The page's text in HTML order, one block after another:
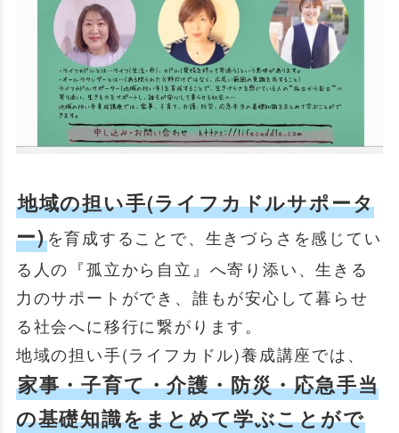
地域の担い手(ライフカドルサポータ
ー)を育成することで、生きづらさを感じてい
る人の『孤立から自立』へ寄り添い、生きる
力のサポートができ、誰もが安心して暮らせ
る社会へに移行に繋がります。
地域の担い手(ライフカドル)養成講座では、
家事・子育て・介護・防災・応急手当
の基礎知識をまとめて学ぶことがで